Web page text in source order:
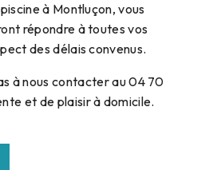
à Montluçon, vous
répondre à toutes vos
des délais convenus.
à nous contacter au 04 70
et de plaisir à domicile.